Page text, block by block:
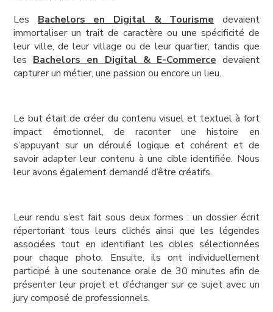
Les Bachelors en Digital & Tourisme devaient
immortaliser un trait de caractère ou une spécificité de
leur ville, de leur village ou de leur quartier, tandis que
les Bachelors en Digital & E-Commerce devaient
capturer un métier, une passion ou encore un lieu.
Le but était de créer du contenu visuel et textuel à fort
impact émotionnel, de raconter une histoire en
s’appuyant sur un déroulé logique et cohérent et de
savoir adapter leur contenu à une cible identifiée. Nous
leur avons également demandé d’être créatifs.
Leur rendu s’est fait sous deux formes : un dossier écrit
répertoriant tous leurs clichés ainsi que les légendes
associées tout en identifiant les cibles sélectionnées
pour chaque photo. Ensuite, ils ont individuellement
participé à une soutenance orale de 30 minutes afin de
présenter leur projet et d’échanger sur ce sujet avec un
jury composé de professionnels.